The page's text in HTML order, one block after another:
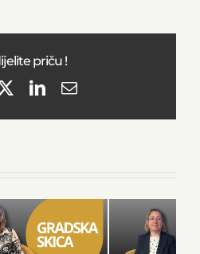
priču !
LinkedIn
Email